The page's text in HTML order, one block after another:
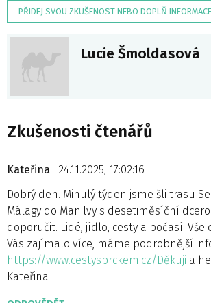
PŘIDEJ SVOU ZKUŠENOST NEBO DOPLŇ INFORMACE
Lucie Šmoldasová
Zkušenosti čtenářů
Kateřina
24.11.2025, 17:02:16
Dobrý den. Minulý týden jsme šli trasu
Málagy do Manilvy s desetiměsíční
doporučit. Lidé, jídlo, cesty a počasí. Vše
Vás zajímalo více, máme podrobnější
https://www.cestysprckem.cz/Děkuji a
Kateřina